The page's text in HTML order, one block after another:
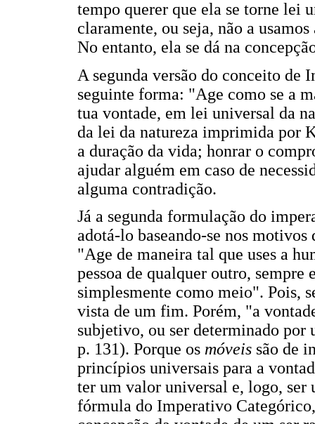
tempo querer que ela se torne lei
claramente, ou seja, não a
No entanto, ela se dá na
A segunda versão do conceito de
seguinte forma: "Age como se a
tua vontade, em lei universal da
da lei da natureza imprimida por
a duração da vida; honrar o
ajudar alguém em caso de
alguma contradição.
Já a segunda formulação do
adotá-lo baseando-se nos
"Age de maneira tal que uses a
pessoa de qualquer outro,
simplesmente como meio". Pois,
vista de um fim. Porém, "a
subjetivo, ou ser determinado por
p. 131). Porque os móveis são de
princípios universais para a
ter um valor universal e, logo, ser
fórmula do Imperativo